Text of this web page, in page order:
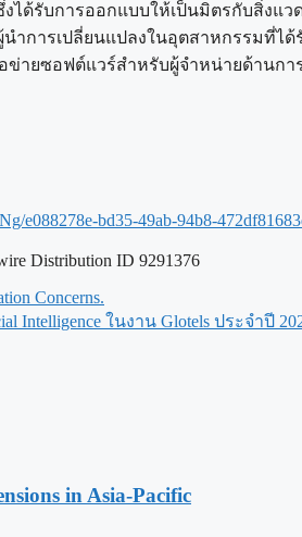
ด้รับการออกแบบให้เป็นมิตรกับสิ่งแ
ำการเปลี่ยนแปลงในอุตสาหกรรมที่ไ
ายซอฟต์แวร์สำหรับผู้จำหน่ายด้านกา
e088278e-bd35-49ab-94b8-
Distribution ID 9291376
Concerns.
Intelligence ในงาน Glotels ประจำปี
in Asia-Pacific